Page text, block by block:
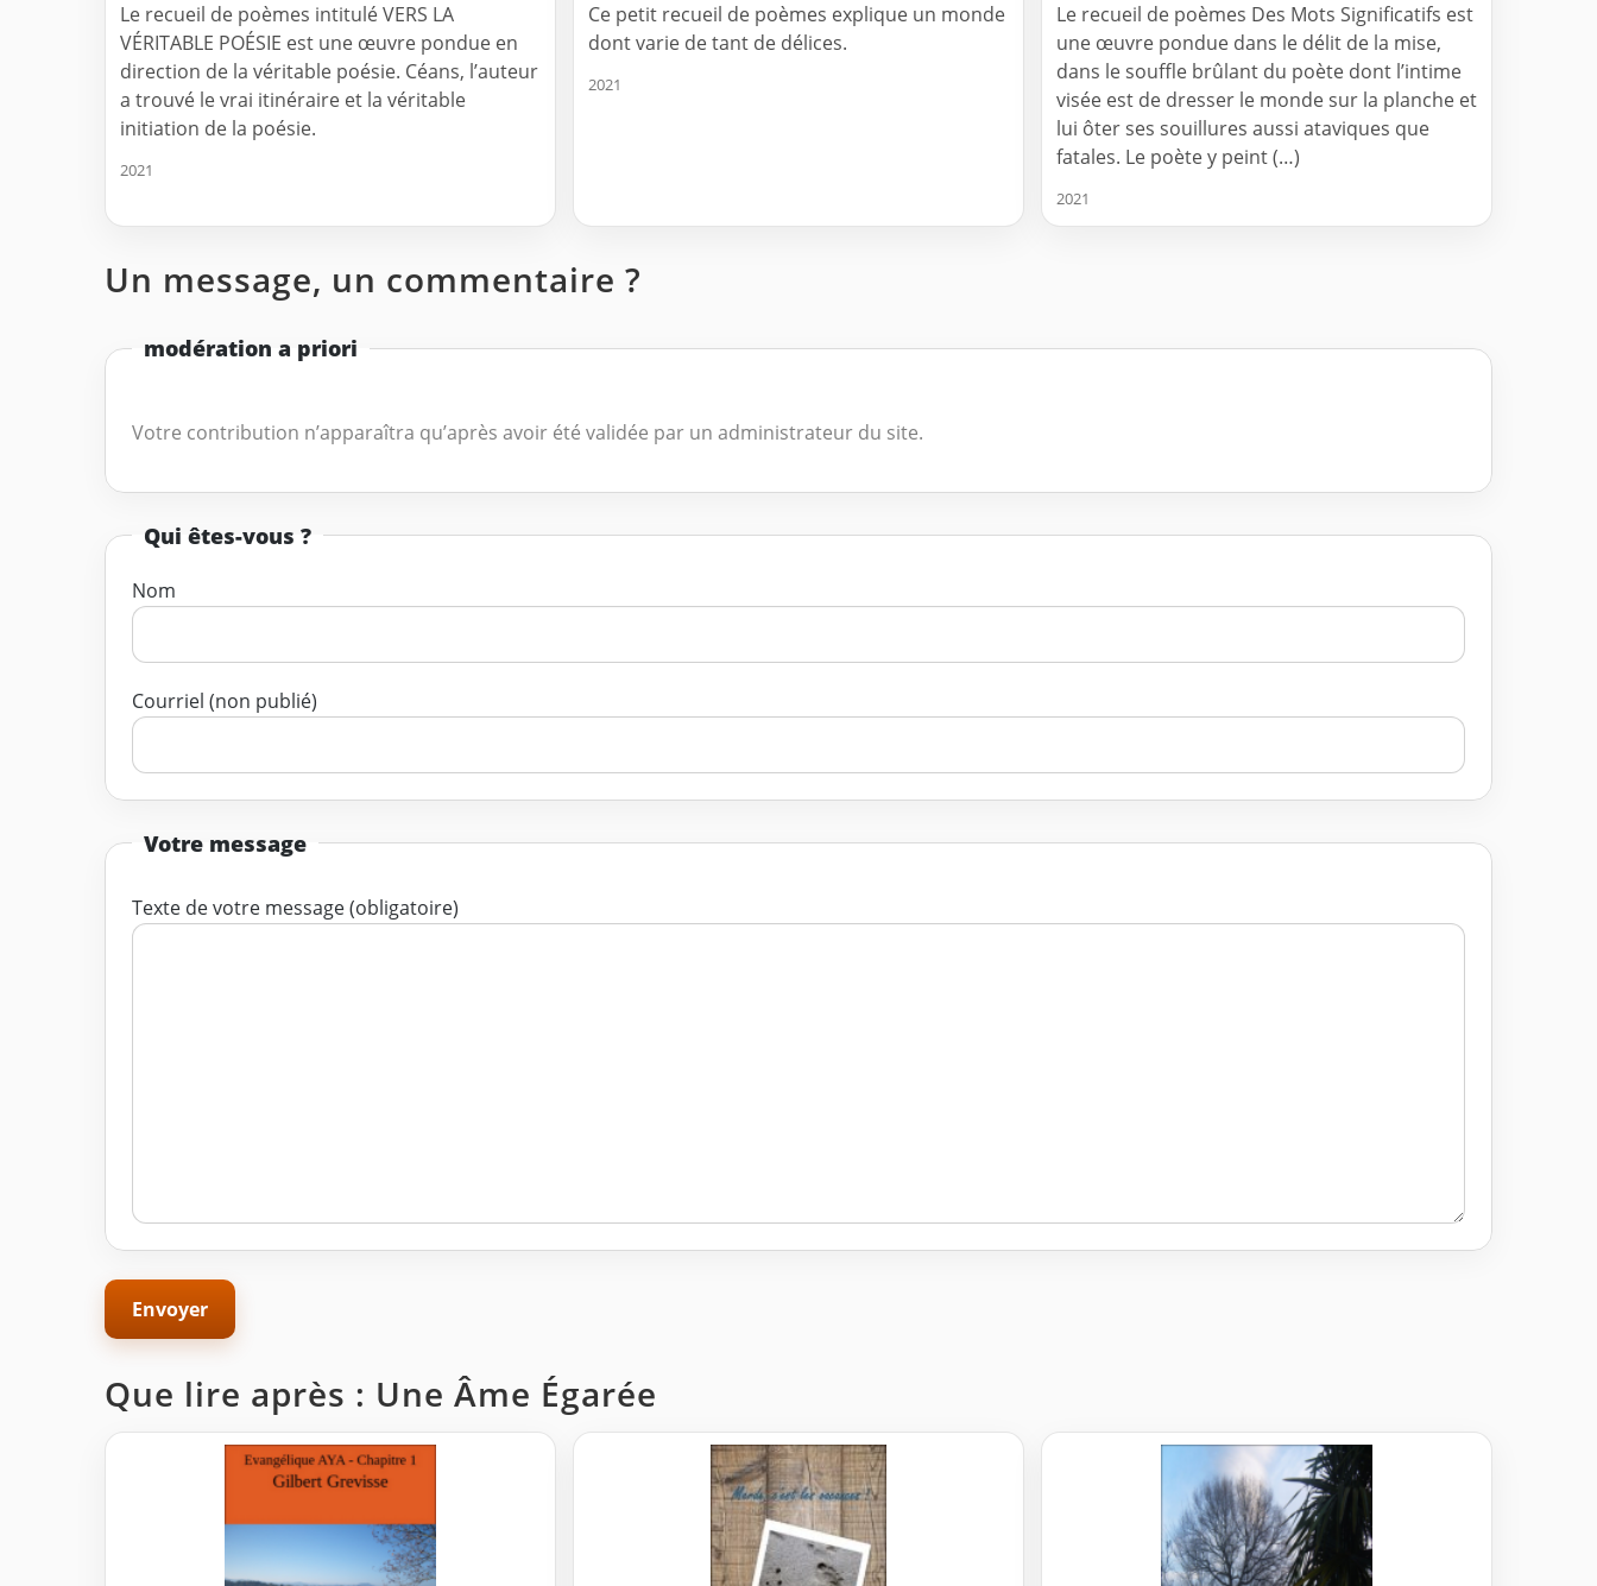
Le recueil de poèmes intitulé VERS LA
VÉRITABLE POÉSIE est une œuvre pondue en
direction de la véritable poésie. Céans, l’auteur
a trouvé le vrai itinéraire et la véritable
initiation de la poésie.
2021
Ce petit recueil de poèmes explique un monde
dont varie de tant de délices.
2021
Le recueil de poèmes Des Mots Significatifs est
une œuvre pondue dans le délit de la mise,
dans le souffle brûlant du poète dont l’intime
visée est de dresser le monde sur la planche et
lui ôter ses souillures aussi ataviques que
fatales. Le poète y peint (…)
2021
Un message, un commentaire ?
modération a priori
Votre contribution n’apparaîtra qu’après avoir été validée par un administrateur du site.
Qui êtes-vous ?
Nom
Courriel (non publié)
Votre message
Texte de votre message (obligatoire)
Que lire après : Une Âme Égarée